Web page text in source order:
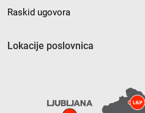
Raskid ugovora
Lokacije poslovnica